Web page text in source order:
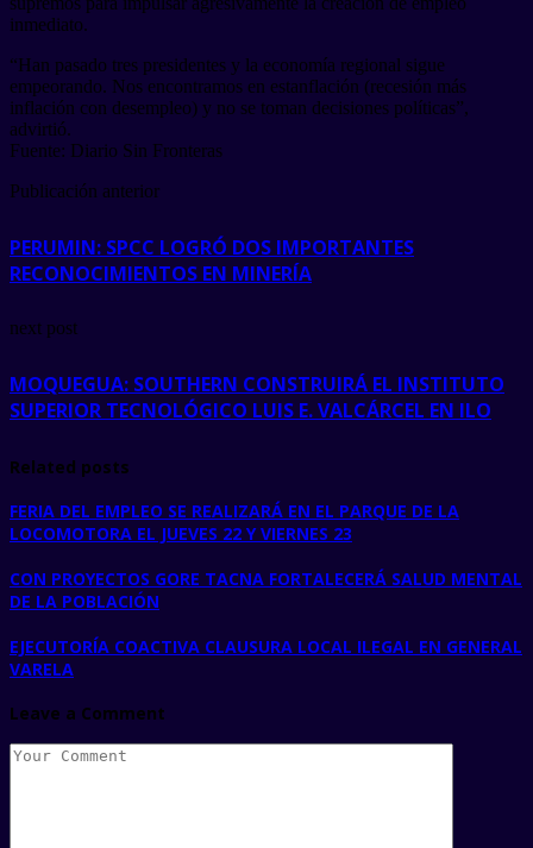
inmediato.
“Han pasado tres presidentes y la economía regional sigue
empeorando. Nos encontramos en estanflación (recesión más
inflación con desempleo) y no se toman decisiones políticas”,
advirtió.
Fuente: Diario Sin Fronteras
Publicación anterior
PERUMIN: SPCC LOGRÓ DOS IMPORTANTES
RECONOCIMIENTOS EN MINERÍA
next post
MOQUEGUA: SOUTHERN CONSTRUIRÁ EL INSTITUTO
SUPERIOR TECNOLÓGICO LUIS E. VALCÁRCEL EN ILO
Related posts
FERIA DEL EMPLEO SE REALIZARÁ EN EL PARQUE DE LA
LOCOMOTORA EL JUEVES 22 Y VIERNES 23
CON PROYECTOS GORE TACNA FORTALECERÁ SALUD MENTAL
DE LA POBLACIÓN
EJECUTORÍA COACTIVA CLAUSURA LOCAL ILEGAL EN GENERAL
VARELA
Leave a Comment